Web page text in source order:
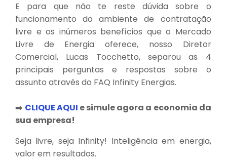
E para que não te reste dúvida sobre o
funcionamento do ambiente de contratação
livre e os inúmeros benefícios que o Mercado
Livre de Energia oferece, nosso Diretor
Comercial, Lucas Tocchetto, separou as 4
principais perguntas e respostas sobre o
assunto através do FAQ Infinity Energias.
➡️ CLIQUE AQUI e simule agora a economia da
sua empresa!
Seja livre, seja Infinity! Inteligência em energia,
valor em resultados.